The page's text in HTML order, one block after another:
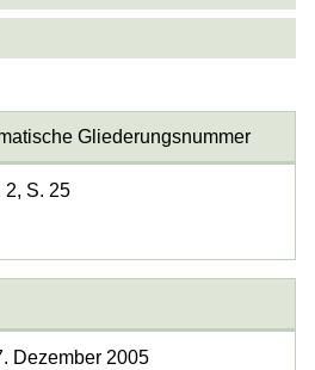
Gliederungsnummer
2, S. 25
Dezember 2005